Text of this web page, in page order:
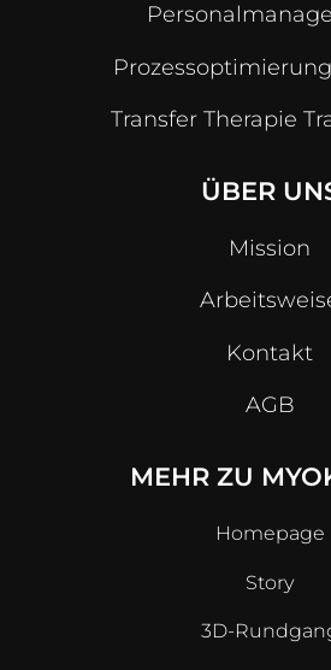
Transfer Therapie
ÜBER
Mission
Kontakt
AGB
MEHR ZU
Homepage
Story
3D-